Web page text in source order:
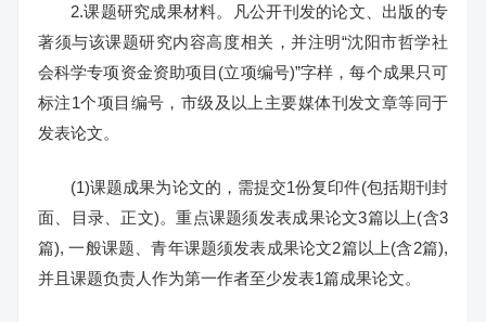
2.课题研究成果材料。凡公开刊发的论文、出版的专
著须与该课题研究内容高度相关，并注明“沈阳市哲学社
会科学专项资金资助项目(立项编号)”字样，每个成果只可
标注1个项目编号，市级及以上主要媒体刊发文章等同于
发表论文。
(1)课题成果为论文的，需提交1份复印件(包括期刊封
面、目录、正文)。重点课题须发表成果论文3篇以上(含3
篇), 一般课题、青年课题须发表成果论文2篇以上(含2篇),
并且课题负责人作为第一作者至少发表1篇成果论文。